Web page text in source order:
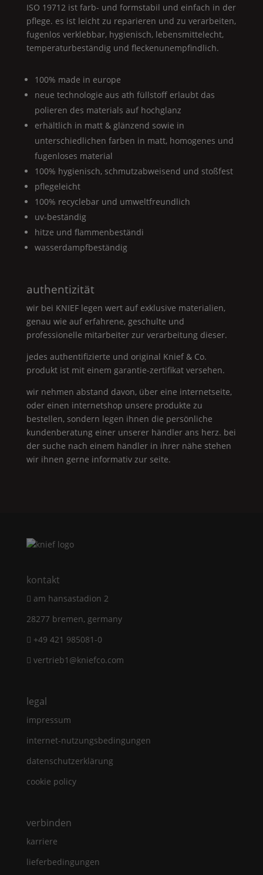
ISO 19712 ist farb- und formstabil und einfach in der
pflege. es ist leicht zu reparieren und zu verarbeiten,
fugenlos verklebbar, hygienisch, lebensmittelecht,
temperaturbeständig und fleckenunempfindlich.
100% made in europe
neue technologie aus ath füllstoff erlaubt das
polieren des materials auf hochglanz
erhältlich in matt & glänzend sowie in
unterschiedlichen farben in matt, homogenes und
fugenloses material
100% hygienisch, schmutzabweisend und stoßfest
pflegeleicht
100% recyclebar und umweltfreundlich
uv-beständig
hitze und flammenbeständi
wasserdampfbeständig
authentizität
wir bei KNIEFlegen wert auf exklusive materialien,
genau wie auf erfahrene, geschulte und
professionelle mitarbeiter zur verarbeitung dieser.
jedes authentifizierte und original Knief & Co.
produkt ist mit einem garantie-zertifikat versehen.
wir nehmen abstand davon, über eine internetseite,
oder einen internetshop unsere produkte zu
bestellen, sondern legen ihnen die persönliche
kundenberatung einer unserer händler ans herz. bei
der suche nach einem händler in ihrer nähe stehen
wir ihnen gerne informativ zur seite.
kontakt
am hansastadion 2
28277 bremen, germany
+49 421 985081-0
vertrieb1@kniefco.com
legal
impressum
internet-nutzungsbedingungen
datenschutzerklärung
cookie policy
verbinden
karriere
lieferbedingungen